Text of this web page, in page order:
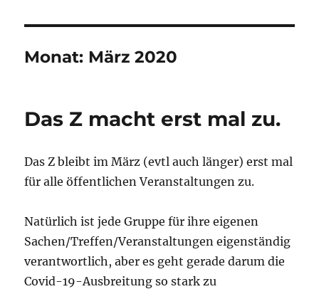
Monat: März 2020
Das Z macht erst mal zu.
Das Z bleibt im März (evtl auch länger) erst mal
für alle öffentlichen Veranstaltungen zu.
Natürlich ist jede Gruppe für ihre eigenen
Sachen/Treffen/Veranstaltungen eigenständig
verantwortlich, aber es geht gerade darum die
Covid-19-Ausbreitung so stark zu